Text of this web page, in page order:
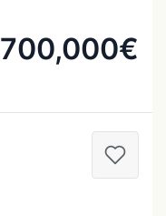
700,000€